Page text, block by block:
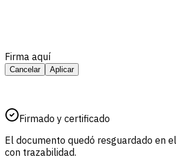
Firma aquí
Cancelar Aplicar
Firmado y certificado
El documento quedó resguardado en
con trazabilidad.